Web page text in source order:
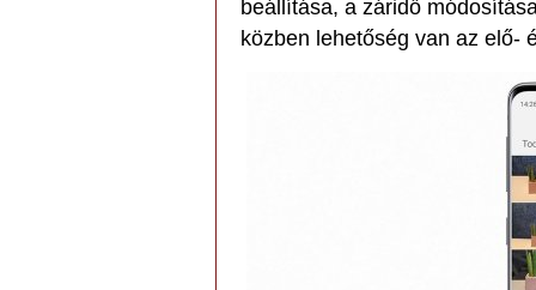
beállítása, a záridő
közben lehetőség van az elő-